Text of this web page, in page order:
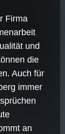
Firma
und
die
Auch für
immer
an